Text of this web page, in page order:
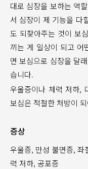
대로 심장을 보하는 역
서 심장이 제 기능을 다
도 되찾아주는 것이 보
끼는 게 일상이 되고 어
면 보심으로 심장을 달
습니다.
우울증이나 체력 저하,
보심은 적절한 처방이
증상
우울증, 만성 불면증, 좌
력 저하, 공포증